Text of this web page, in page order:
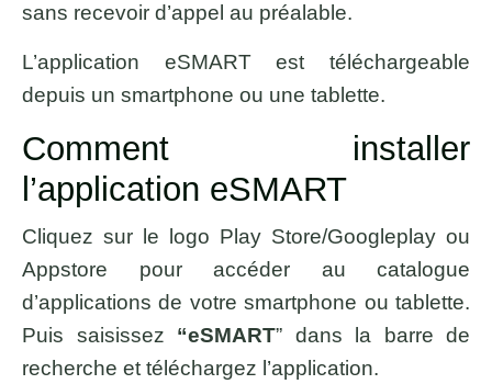
sans recevoir d’appel au préalable.
L’application eSMART est téléchargeable
depuis un smartphone ou une tablette.
Comment installer
l’application eSMART
Cliquez sur le logo Play Store/Googleplay ou
Appstore pour accéder au catalogue
d’applications de votre smartphone ou tablette.
Puis saisissez “eSMART” dans la barre de
recherche et téléchargez l’application.